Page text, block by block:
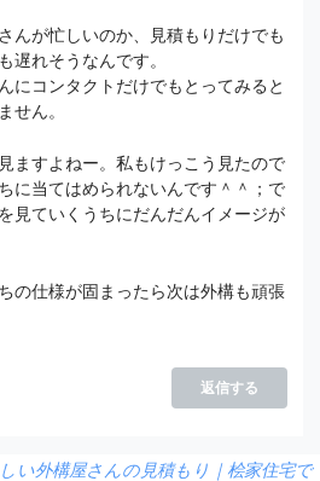
んが忙しいのか、見積もりだけでも
遅れそうなんです。
にコンタクトだけでもとってみると
せん。
ますよねー。私もけっこう見たので
に当てはめられないんです＾＾；で
見ていくうちにだんだんイメージが
の仕様が固まったら次は外構も頑張
返信する
い外構屋さんの見積もり｜桧家住宅で